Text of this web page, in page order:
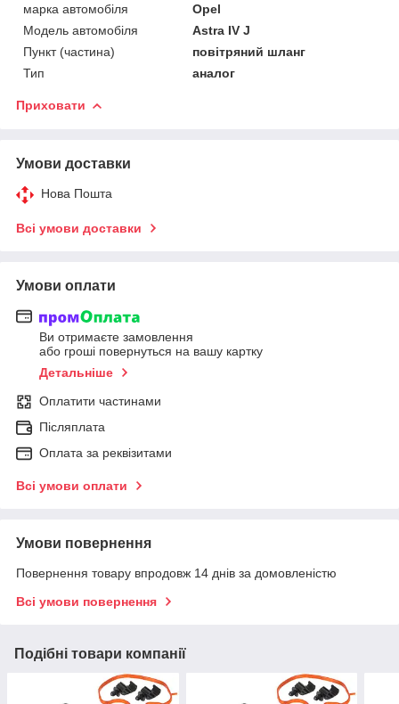
марка автомобіля
Opel
Модель автомобіля
Astra IV J
Пункт (частина)
повітряний шланг
Тип
аналог
Приховати
Умови доставки
Нова Пошта
Всі умови доставки
Умови оплати
Ви отримаєте замовлення
або гроші повернуться на вашу картку
Детальніше
Оплатити частинами
Післяплата
Оплата за реквізитами
Всі умови оплати
Умови повернення
Повернення товару впродовж 14 днів за домовленістю
Всі умови повернення
Подібні товари компанії